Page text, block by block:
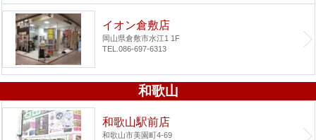
イオン倉敷店
岡山県倉敷市水江1 1F
TEL.086-697-6313
和歌山
和歌山駅前店
和歌山市美園町4-69